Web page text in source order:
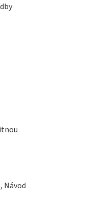
Návod